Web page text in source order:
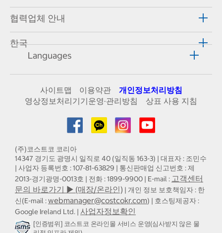
협력업체 안내
한국
Languages
사이트맵 이용약관
개인정보처리방침
영상정보처리기기운영·관리방침
상표 사용 지침
(주)코스트코 코리아
14347 경기도 광명시 일직로 40 (일직동 163-3) | 대표자 : 조민수
| 사업자 등록번호 : 107-81-63829 | 통신판매업 신고번호 : 제
2013-경기광명-0013호 | 전화 : 1899-9900 | E-mail : 고객센터
문의 바로가기 ▶ (매장/온라인) | 개인 정보 보호책임자 : 한
신(E-mail :webmanager@costcokr.com) | 호스팅제공자 :
Google Ireland Ltd. | 사업자정보확인
[인증범위] 코스트코 온라인몰 서비스 운영(심사받지 않은 물